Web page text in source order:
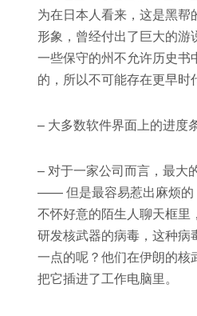
为在日本人看来，这是黑
形象，曾经付出了巨大的
一些保守的州不允许历史
的，所以不可能存在更早时
– 大多数软件界面上的进度
– 对于一家公司而言，最
—— 但是最容易惹出麻烦的
不怀好意的陌生人聊天框
研发核武器的病毒，这种
一点的呢？他们在伊朗的
把它插进了工作电脑里。